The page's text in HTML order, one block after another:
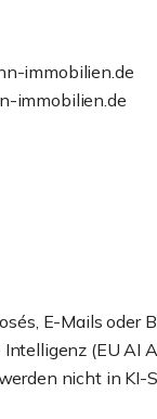
immobilien.de
immobilien.de
E-Mails oder
(EU AI
nicht in KI-